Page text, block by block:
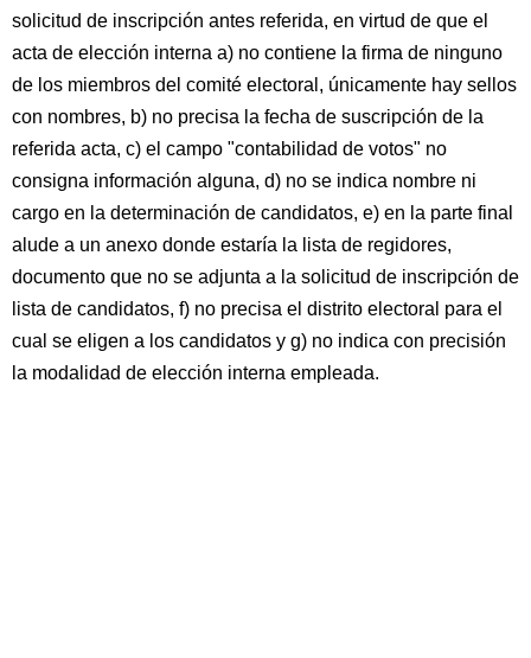
solicitud de inscripción antes referida, en virtud de que el
acta de elección interna a) no contiene la firma de ninguno
de los miembros del comité electoral, únicamente hay sellos
con nombres, b) no precisa la fecha de suscripción de la
referida acta, c) el campo "contabilidad de votos" no
consigna información alguna, d) no se indica nombre ni
cargo en la determinación de candidatos, e) en la parte final
alude a un anexo donde estaría la lista de regidores,
documento que no se adjunta a la solicitud de inscripción de
lista de candidatos, f) no precisa el distrito electoral para el
cual se eligen a los candidatos y g) no indica con precisión
la modalidad de elección interna empleada.